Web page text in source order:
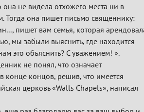
она не видела отхожего места ни в
Тогда она пишет письмо священнику:
пишет вам семья, которая
мы забыли выяснить, где находится
это объяснить? С уважением! ».
не понял, что означает
конце концов, решив, что имеется
церковь «Walls Chaрels», написал